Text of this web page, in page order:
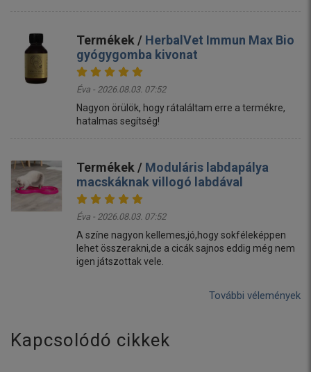
Termékek / HerbalVet Immun Max Bio
gyógygomba kivonat
Éva - 2026.08.03. 07:52
Nagyon örülök, hogy rátaláltam erre a termékre,
hatalmas segítség!
Termékek / Moduláris labdapálya
macskáknak villogó labdával
Éva - 2026.08.03. 07:52
A színe nagyon kellemes,jó,hogy sokféleképpen
lehet összerakni,de a cicák sajnos eddig még nem
igen játszottak vele.
További vélemények
Kapcsolódó cikkek